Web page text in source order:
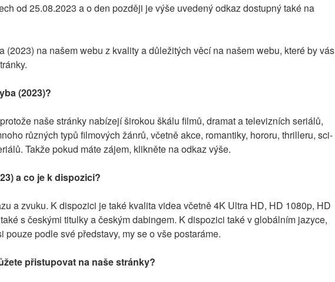
od 25.08.2023 a o den později je výše uvedený odkaz dostupný také na
(2023) na našem webu z kvality a důležitých věcí na našem webu, které by vás
(2023)?
naše stránky nabízejí širokou škálu filmů, dramat a televizních seriálů,
různých typů filmových žánrů, včetně akce, romantiky, hororu, thrilleru, sci-
Takže pokud máte zájem, klikněte na odkaz výše.
a co je k dispozici?
a zvuku. K dispozici je také kvalita videa včetně 4K Ultra HD, HD 1080p, HD
s českými titulky a českým dabingem. K dispozici také v globálním jazyce,
pouze podle své představy, my se o vše postaráme.
přistupovat na naše stránky?